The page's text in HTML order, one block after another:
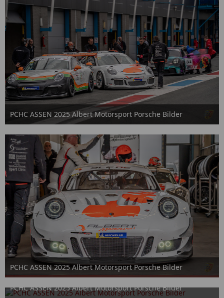
PCHC ASSEN 2025 Albert Motorsport Porsche Bilder
2. Oktober 2025
PCHC ASSEN 2025 Albert Motorsport Porsche Bilder
2. Oktober 2025
PCHC ASSEN 2025 Albert Motorsport Porsche Bilder